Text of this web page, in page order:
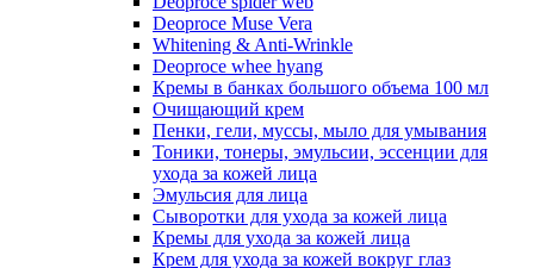
Deoproce Muse Vera
Whitening & Anti-Wrinkle
Deoproce whee hyang
Кремы в банках большого объема 100 мл
Очищающий крем
Пенки, гели, муссы, мыло для умывания
Тоники, тонеры, эмульсии, эссенции для
ухода за кожей лица
Эмульсия для лица
Сыворотки для ухода за кожей лица
Кремы для ухода за кожей лица
Крем для ухода за кожей вокруг глаз